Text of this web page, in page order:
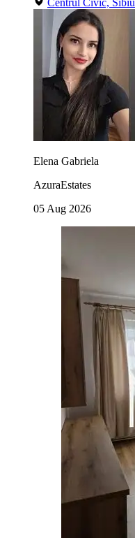
Centrul Civic, Sibiu
Elena Gabriela
AzuraEstates
05 Aug 2026